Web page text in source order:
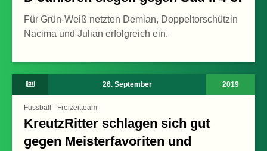
Für Grün-Weiß netzten Demian, Doppeltorschützin
Nacima und Julian erfolgreich ein.
26. September 2019
Fussball - Freizeitteam
KreutzRitter schlagen sich gut
gegen Meisterfavoriten und